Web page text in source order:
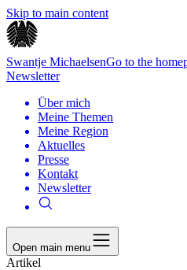
Skip to main content
Swantje MichaelsenGo to the
Newsletter
Über mich
Meine Themen
Meine Region
Aktuelles
Presse
Kontakt
Newsletter
Open main menu
Artikel